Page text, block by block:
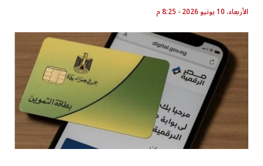
الأربعاء، 10 يونيو 2026 - 8:25 م